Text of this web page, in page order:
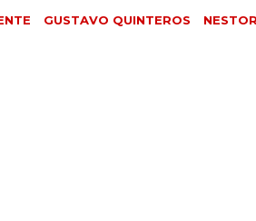
GUSTAVO QUINTEROS